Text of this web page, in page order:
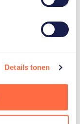
Details tonen
sporter die
Talentdag.
informatie